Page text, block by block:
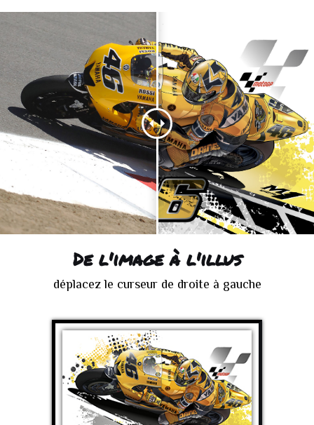
De l'image à l'illus
déplacez le curseur de droite à gauche